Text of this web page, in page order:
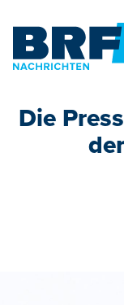
Die